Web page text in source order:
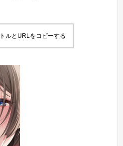
ルとURLをコピーする